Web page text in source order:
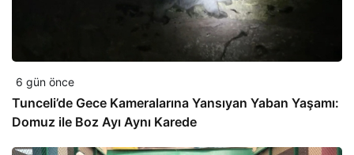
6 gün önce
Tunceli’de Gece Kameralarına Yansıyan Yaban Yaşamı:
Domuz ile Boz Ayı Aynı Karede